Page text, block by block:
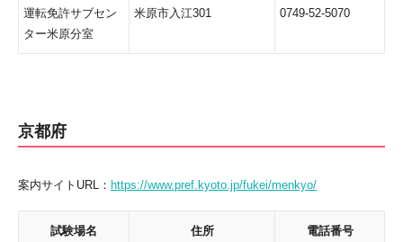
運転免許サブセン
ター米原分室
米原市入江301 0749-52-5070
京都府
案内サイトURL： https://www.pref.kyoto.jp/fukei/menkyo/
試験場名 住所 電話番号